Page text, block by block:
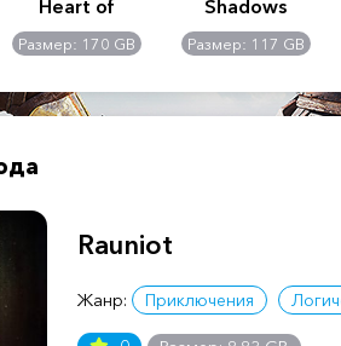
Heart of
Chernobyl -
Ultimate Edition
Размер: 170 GB
Shadows
Размер: 117 GB
Rauniot
Жанр: Приключения